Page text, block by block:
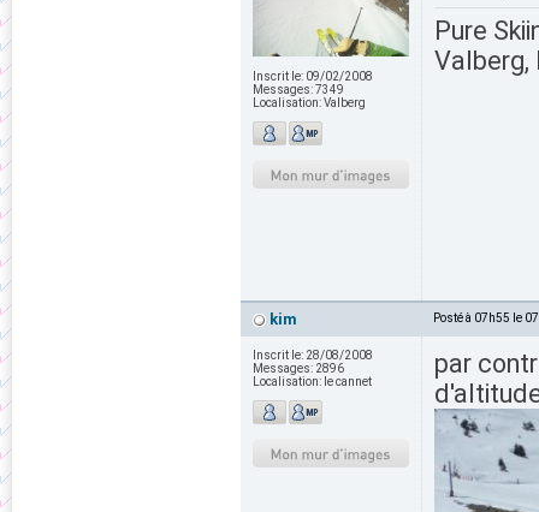
Inscrit le: 09/02/2008
Messages:7349
Localisation:Valberg
Pure
Valberg,
kim Posté à 07h55 le
Inscrit le: 28/08/2008
Messages: 2896
Localisation: le cannet
par